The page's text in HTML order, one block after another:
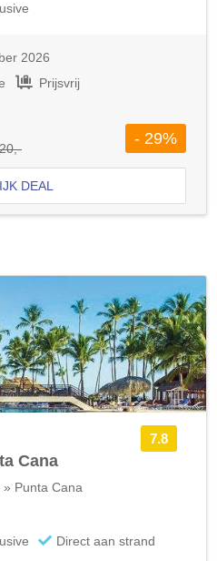
2026
Prijsvrij
- 29%
DEAL
7.8
Cana
Punta Cana
Direct aan strand